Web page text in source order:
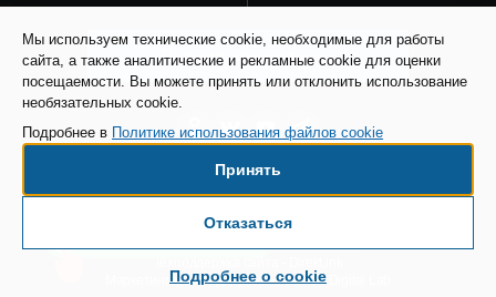
Получить консультацию
© Все права защищены. Информация сайта
Маркетинговая поддержка - AdCreat Digital Lab
Мы используем технические cookie, необходимые для работы
сайта, а также аналитические и рекламные cookie для оценки
посещаемости. Вы можете принять или отклонить использование
необязательных cookie.
Подробнее в Политике использования файлов cookie
Принять
Отказаться
Подробнее о cookie